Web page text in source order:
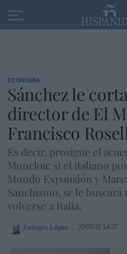
ECONOMÍA
Sánchez le
director de El
Francisco
Es decir, prosigue el
Moncloa: si el italiano
Mundo Expansión y
Sanchismo, se le
volverse a Italia.
Eulogio López 20/05/22 14:37